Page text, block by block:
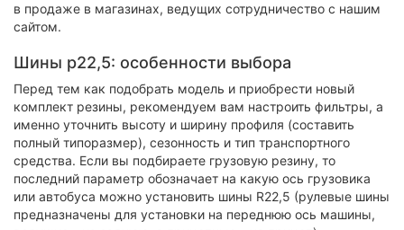
в продаже в магазинах, ведущих сотрудничество с нашим
сайтом.
Шины р22,5: особенности выбора
Перед тем как подобрать модель и приобрести новый
комплект резины, рекомендуем вам настроить фильтры, а
именно уточнить высоту и ширину профиля (составить
полный типоразмер), сезонность и тип транспортного
средства. Если вы подбираете грузовую резину, то
последний параметр обозначает на какую ось грузовика
или автобуса можно установить шины R22,5 (рулевые шины
предназначены для установки на переднюю ось машины,